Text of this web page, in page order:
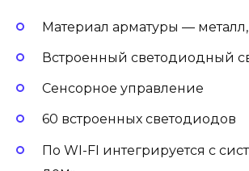
Материал арматуры — металл,
Встроенный светодиодный
Сенсорное управление
60 встроенных светодиодов
По WI-FI интегрируется с